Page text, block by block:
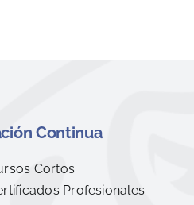
Continua
Cortos
Profesionales